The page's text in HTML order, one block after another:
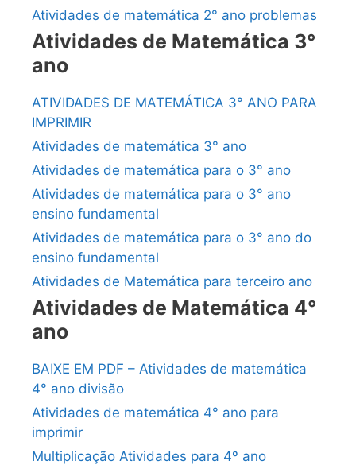
Atividades de matemática 2° ano problemas
Atividades de Matemática 3°
ano
ATIVIDADES DE MATEMÁTICA 3° ANO PARA
IMPRIMIR
Atividades de matemática 3° ano
Atividades de matemática para o 3° ano
Atividades de matemática para o 3° ano
ensino fundamental
Atividades de matemática para o 3° ano do
ensino fundamental
Atividades de Matemática para terceiro ano
Atividades de Matemática 4°
ano
BAIXE EM PDF – Atividades de matemática
4° ano divisão
Atividades de matemática 4° ano para
imprimir
Multiplicação Atividades para 4º ano